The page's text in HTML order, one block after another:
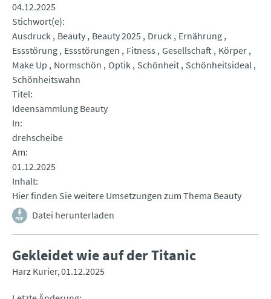
04.12.2025
Stichwort(e)
Ausdruck Beauty Beauty 2025 Druck Ernährung
Essstörung Essstörungen Fitness Gesellschaft Körper
Make Up
Normschön Optik Schönheit Schönheitsideal
Schönheitswahn
Titel
Ideensammlung Beauty
In
drehscheibe
Am
01.12.2025
Inhalt
Hier finden Sie weitere Umsetzungen zum Thema Beauty
Datei herunterladen
Gekleidet wie auf der Titanic
Harz Kurier 01.12.2025